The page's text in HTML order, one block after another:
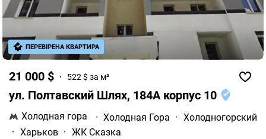
21 000 $ 522 $ за м²
ул. Полтавский Шлях, 184А корпус 10
Холодная гора · Холодная Гора · Холодногорский
· Харьков · ЖК Сказка
ПЕРЕВІРЕНА КВАРТИРА